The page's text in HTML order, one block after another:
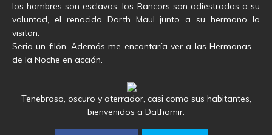
los hombres son esclavos, los Rancors son adiestrados a su
voluntad, el renacido Darth Maul junto a su hermano lo
visitan.
Seria un filón. Además me encantaría ver a las Hermanas
de la Noche en acción.
Tenebroso, oscuro y aterrador, casi como sus habitantes,
bienvenidos a Dathomir.